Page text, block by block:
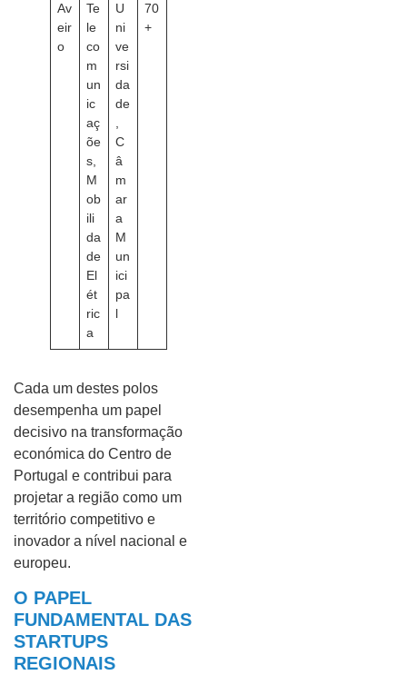
Av
eir
o
Te
le
co
m
un
ic
aç
õe
s,
M
ob
ili
da
de
El
ét
ric
a
U
ni
ve
rsi
da
de
C
â
m
ar
a
M
un
ici
pa
l
70
+
Cada um destes polos
desempenha um papel
decisivo na transformação
económica do Centro de
Portugal e contribui para
projetar a região como um
território competitivo e
inovador a nível nacional e
europeu.
O PAPEL
FUNDAMENTAL DAS
STARTUPS
REGIONAIS